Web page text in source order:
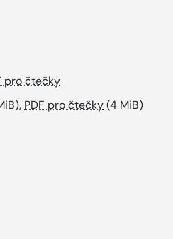
pro čtečky
PDF pro čtečky(4 MiB)